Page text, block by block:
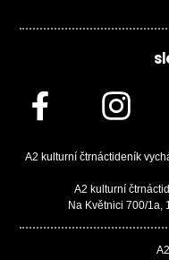
A2 kulturní čtrnáctideník
A2 kulturní
Na Květnici 700/1a,